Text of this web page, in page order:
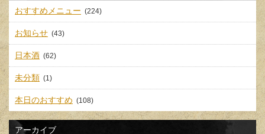
おすすめメニュー (224)
お知らせ (43)
日本酒 (62)
未分類 (1)
本日のおすすめ (108)
アーカイブ